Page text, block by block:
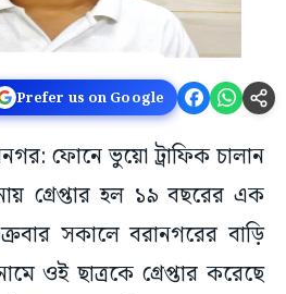
Prefer us on Google
ফোনে ভুয়ো ট্রাফিক চালান
গ্রেপ্তার হল ১৯ বছরের এক
সকালে বরানগরের বাড়ি
ওই ছাত্রকে গ্রেপ্তার করেছে